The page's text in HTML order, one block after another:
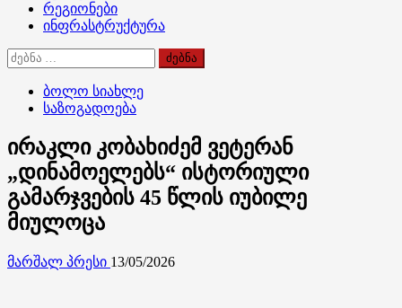
რეგიონები
ინფრასტრუქტურა
ძებნა:
ბოლო სიახლე
საზოგადოება
ირაკლი კობახიძემ ვეტერან
„დინამოელებს“ ისტორიული
გამარჯვების 45 წლის იუბილე
მიულოცა
მარშალ პრესი 13/05/2026